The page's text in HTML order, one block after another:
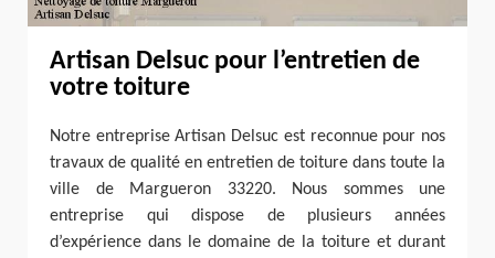
Artisan Delsuc pour l’entretien de
votre toiture
Notre entreprise Artisan Delsuc est reconnue pour nos
travaux de qualité en entretien de toiture dans toute la
ville de Margueron 33220. Nous sommes une
entreprise qui dispose de plusieurs années
d’expérience dans le domaine de la toiture et durant